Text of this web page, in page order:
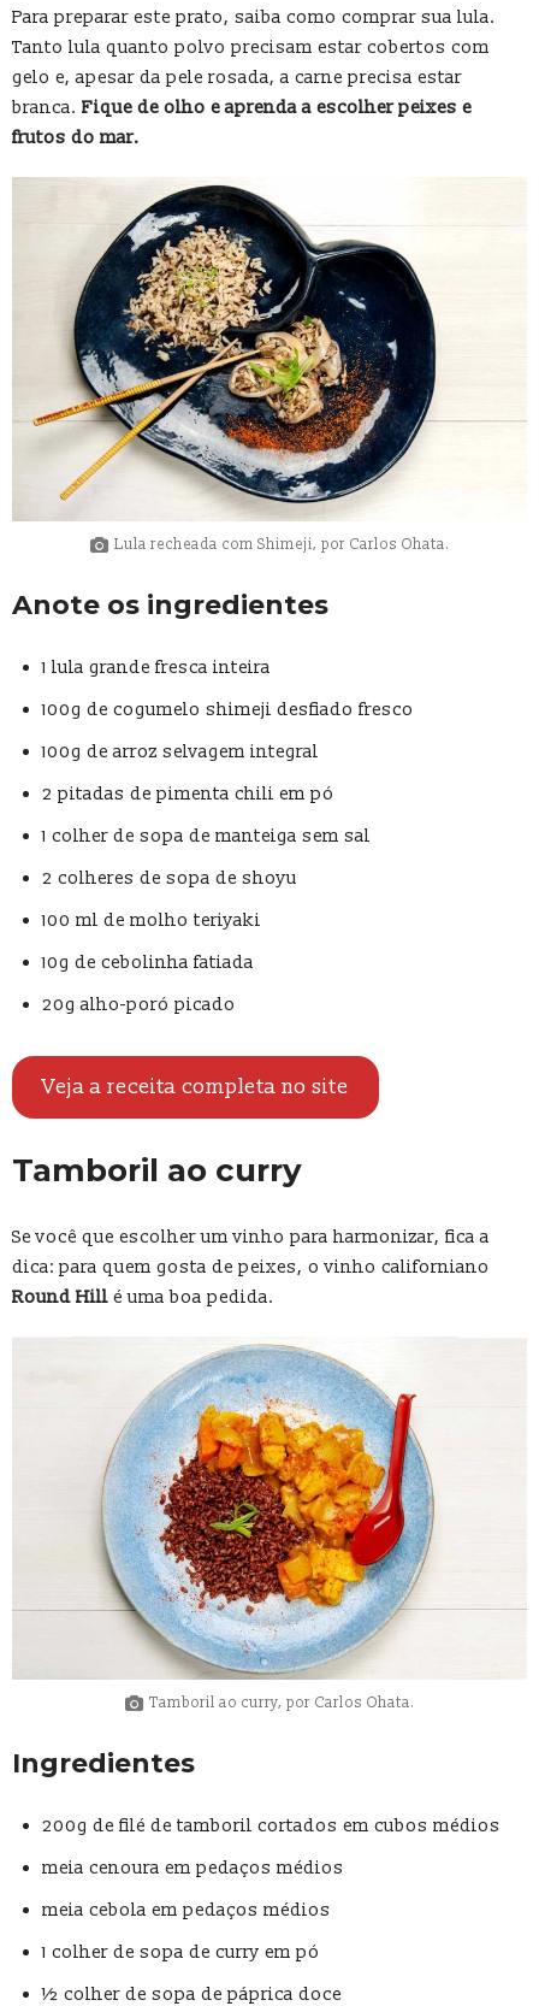
Para preparar este prato, saiba como comprar sua lula.
Tanto lula quanto polvo precisam estar cobertos com
gelo e, apesar da pele rosada, a carne precisa estar
branca. Fique de olho e aprenda a escolher peixes e
frutos do mar.
Lula recheada com Shimeji, por Carlos Ohata.
Anote os ingredientes
1 lula grande fresca inteira
100g de cogumelo shimeji desfiado fresco
100g de arroz selvagem integral
2 pitadas de pimenta chili em pó
1 colher de sopa de manteiga sem sal
2 colheres de sopa de shoyu
100 ml de molho teriyaki
10g de cebolinha fatiada
20g alho-poró picado
Veja a receita completa no site
Tamboril ao curry
Se você que escolher um vinho para harmonizar, fica a
dica: para quem gosta de peixes, o vinho californiano
Round Hill é uma boa pedida.
Tamboril ao curry, por Carlos Ohata.
Ingredientes
200g de filé de tamboril cortados em cubos médios
meia cenoura em pedaços médios
meia cebola em pedaços médios
1 colher de sopa de curry em pó
½ colher de sopa de páprica doce